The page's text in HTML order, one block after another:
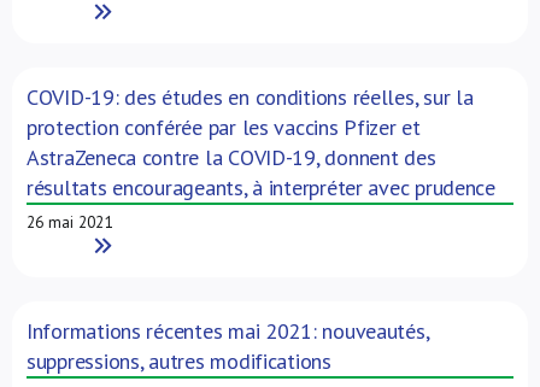
Read More
COVID-19: des études en conditions réelles, sur la
protection conférée par les vaccins Pfizer et
AstraZeneca contre la COVID-19, donnent des
résultats encourageants, à interpréter avec prudence
26 mai 2021
Read More
Informations récentes mai 2021: nouveautés,
suppressions, autres modifications